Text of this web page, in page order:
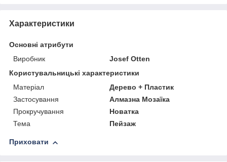
Характеристики
Основні атрибути
Виробник
Josef Otten
Користувальницькі характеристики
Матеріал
Дерево + Пластик
Застосування
Алмазна Мозаїка
Прокручування
Новатка
Тема
Пейзаж
Приховати